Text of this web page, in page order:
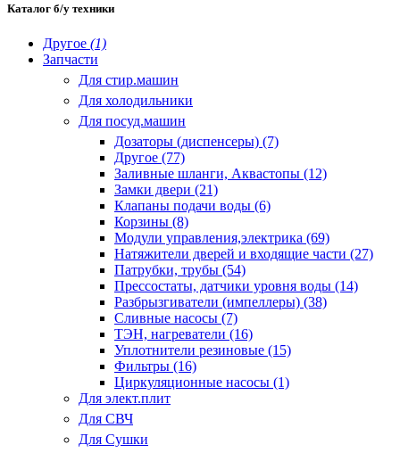
Каталог б/у техники
Другое (1)
Запчасти
Для стир.машин
Для холодильники
Для посуд.машин
Дозаторы (диспенсеры) (7)
Другое (77)
Заливные шланги, Аквастопы (12)
Замки двери (21)
Клапаны подачи воды (6)
Корзины (8)
Модули управления,электрика (69)
Натяжители дверей и входящие части (27)
Патрубки, трубы (54)
Прессостаты, датчики уровня воды (14)
Разбрызгиватели (импеллеры) (38)
Сливные насосы (7)
ТЭН, нагреватели (16)
Уплотнители резиновые (15)
Фильтры (16)
Циркуляционные насосы (1)
Для элект.плит
Для СВЧ
Для Сушки